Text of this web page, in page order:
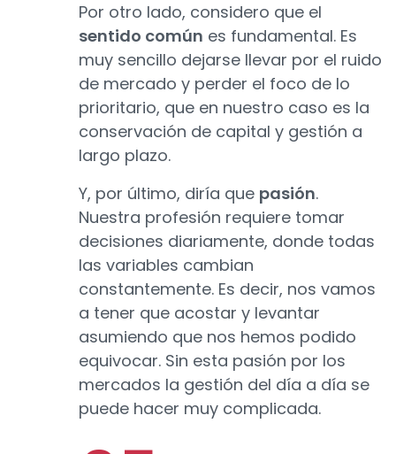
Por otro lado, considero que el
sentido común es fundamental. Es
muy sencillo dejarse llevar por el ruido
de mercado y perder el foco de lo
prioritario, que en nuestro caso es la
conservación de capital y gestión a
largo plazo.
Y, por último, diría que pasión.
Nuestra profesión requiere tomar
decisiones diariamente, donde todas
las variables cambian
constantemente. Es decir, nos vamos
a tener que acostar y levantar
asumiendo que nos hemos podido
equivocar. Sin esta pasión por los
mercados la gestión del día a día se
puede hacer muy complicada.